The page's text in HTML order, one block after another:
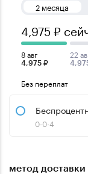
2 месяца
4,975 ₽
8 авг
4,975 ₽
22
Без переплат
0-0-4
метод доставки